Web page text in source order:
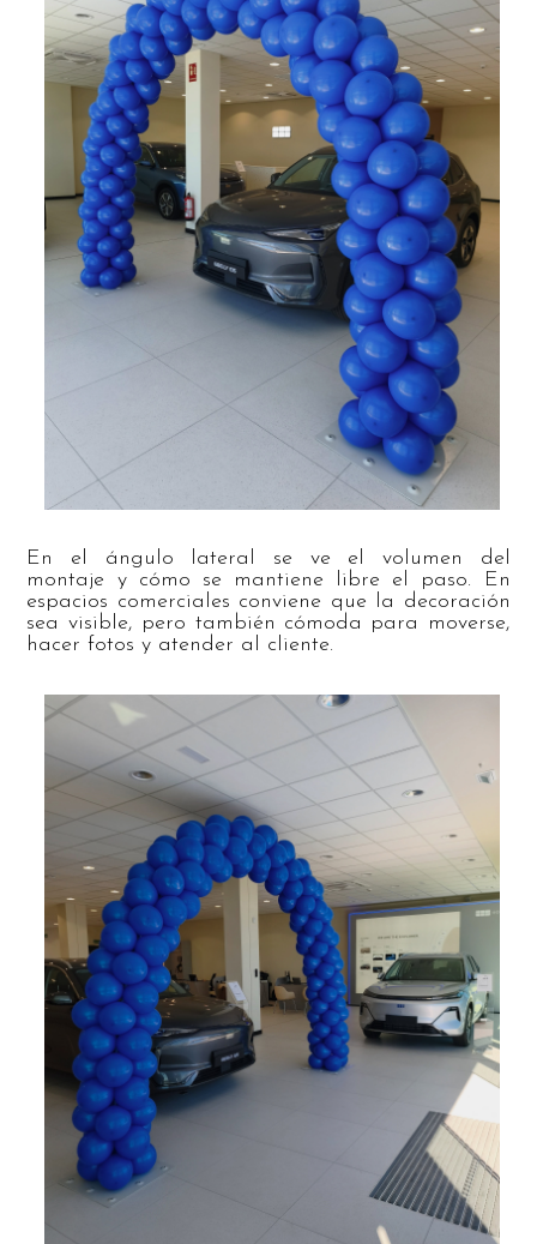
En el ángulo lateral se ve el volumen del
montaje y cómo se mantiene libre el paso. En
espacios comerciales conviene que la decoración
sea visible, pero también cómoda para moverse,
hacer fotos y atender al cliente.